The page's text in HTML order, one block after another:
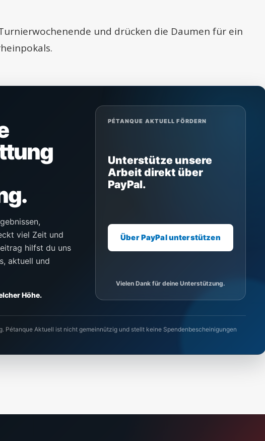
und drücken die Daumen für ein
viel Zeit und
hilfst du uns
aktuell und
Höhe.
PÉTANQUE AKTUELL FÖRDERN
Unterstütze unsere
Arbeit direkt über
PayPal.
Über PayPal unterstützen
Vielen Dank für deine Unterstützung.
Pétanque Aktuell ist nicht gemeinnützig und stellt keine Spendenbescheinigungen